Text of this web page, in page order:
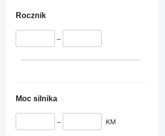
Rocznik
–
Moc silnika
– KM